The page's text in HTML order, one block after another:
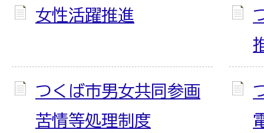
女性活躍推進
つくば市男女共同参画
苦情等処理制度